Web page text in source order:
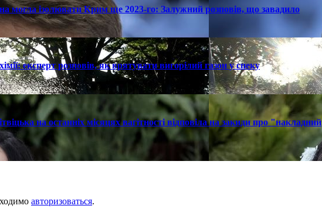
могла ізолювати Крим ще 2023-го: Залужний розповів, що завадило
експерт розповів, як врятувати вигорілий газон у спеку
на останніх місяцях вагітності відповіла на закиди про "накладний
авторизоваться.